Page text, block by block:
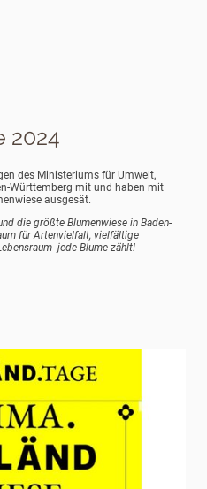
2024
des Ministeriums für Umwelt,
Württemberg mit und haben mit
ausgesät.
die größte Blumenwiese in Baden-
für Artenvielfalt, vielfältige
jede Blume zählt!